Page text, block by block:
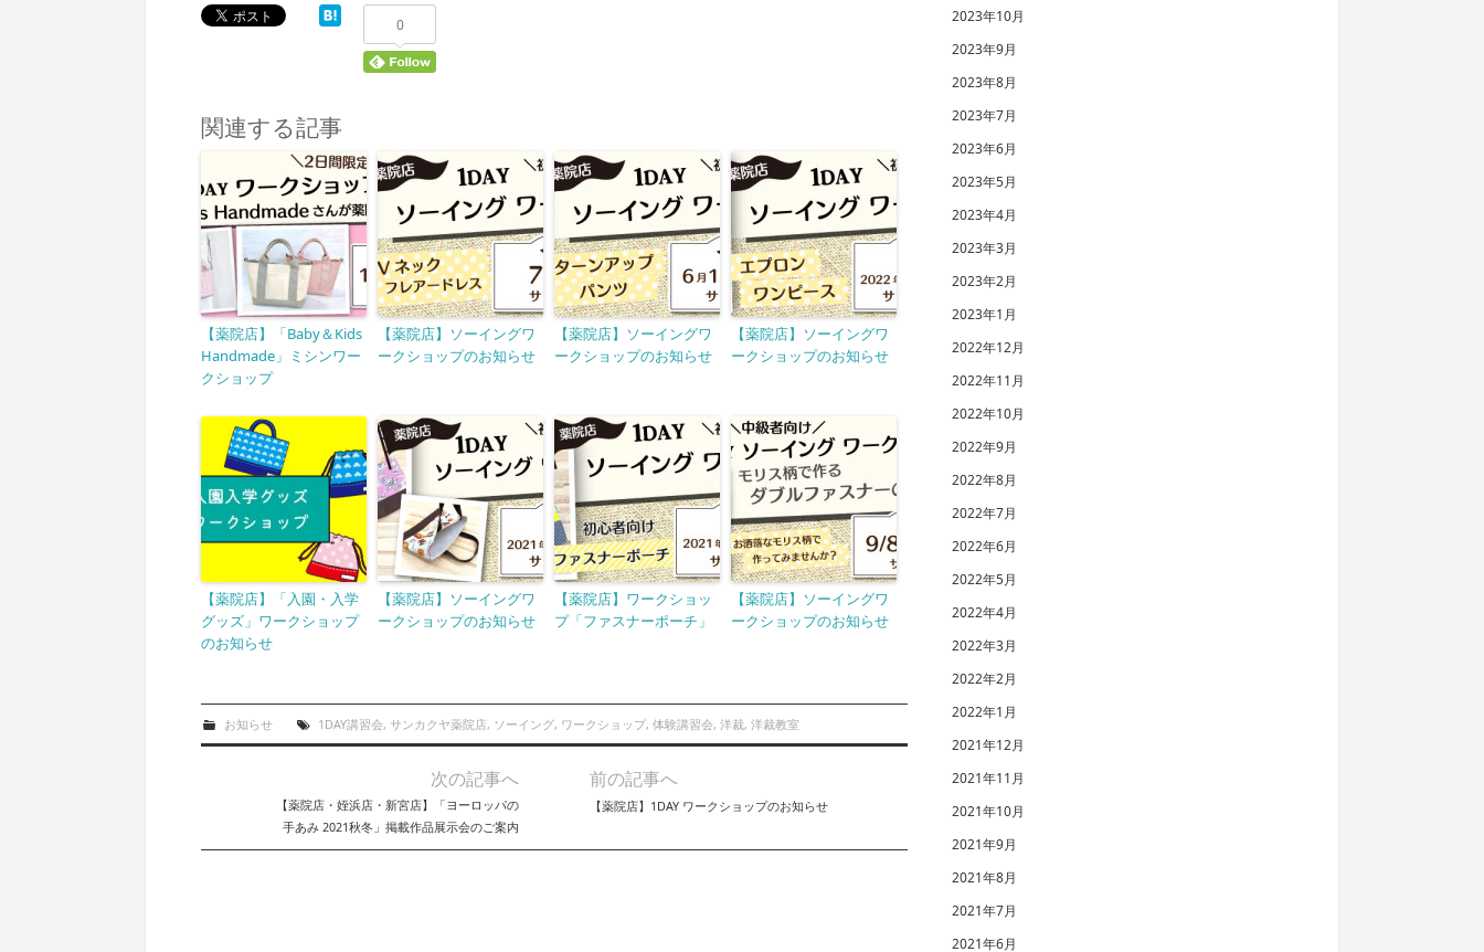
0
関連する記事
【薬院店】「Baby＆Kids
Handmade」ミシンワー
クショップ
【薬院店】ソーイングワ
ークショップのお知らせ
【薬院店】ソーイングワ
ークショップのお知らせ
【薬院店】ソーイングワ
ークショップのお知らせ
【薬院店】「入園・入学
グッズ」ワークショップ
のお知らせ
【薬院店】ソーイングワ
ークショップのお知らせ
【薬院店】ワークショッ
プ「ファスナーポーチ」
【薬院店】ソーイングワ
ークショップのお知らせ
お知らせ 1DAY講習会, サンカクヤ薬院店, ソーイング, ワークショップ, 体験講習会, 洋裁, 洋裁教室
Post navigation
次の記事へ
【薬院店・姪浜店・新宮店】「ヨーロッパの
手あみ 2021秋冬」掲載作品展示会のご案内
前の記事へ
【薬院店】1DAY ワークショップのお知らせ
2023年10月
2023年9月
2023年8月
2023年7月
2023年6月
2023年5月
2023年4月
2023年3月
2023年2月
2023年1月
2022年12月
2022年11月
2022年10月
2022年9月
2022年8月
2022年7月
2022年6月
2022年5月
2022年4月
2022年3月
2022年2月
2022年1月
2021年12月
2021年11月
2021年10月
2021年9月
2021年8月
2021年7月
2021年6月